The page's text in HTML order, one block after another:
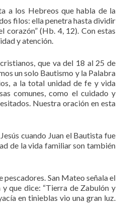
a los Hebreos que habla de la
filos: ella penetra hasta dividir
corazón” (Hb. 4, 12). Con estas
y atención.
que va del 18 al 25 de
un solo Bautismo y la Palabra
a la total unidad de fe y vida
comunes, como el cuidado y
Nuestra oración en esta
cuando Juan el Bautista fue
de la vida familiar son también
pescadores. San Mateo señala el
que dice: “Tierra de Zabulón y
en tinieblas vio una gran luz.